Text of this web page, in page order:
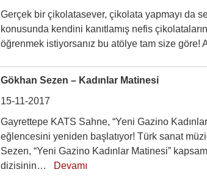
Gerçek bir çikolatasever, çikolata yapmayı da
konusunda kendini kanıtlamış nefis
öğrenmek istiyorsanız bu atölye tam size
Gökhan Sezen – Kadınlar Matinesi
15-11-2017
Gayrettepe KATS Sahne, “Yeni Gazino
eğlencesini yeniden başlatıyor! Türk sanat
Sezen, “Yeni Gazino Kadınlar Matinesi”
dizisinin…
Devamı